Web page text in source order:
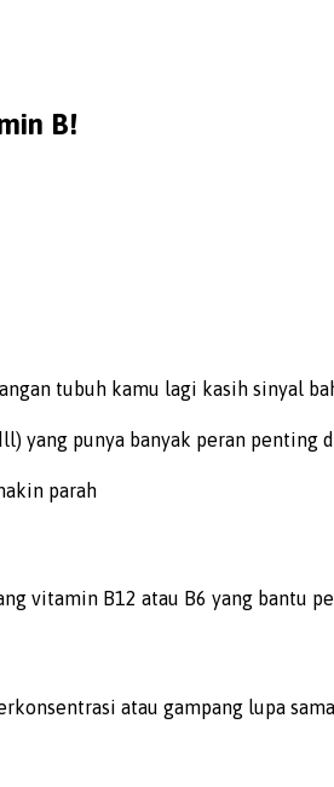
B!
tubuh kamu lagi kasih sinyal
yang punya banyak peran
parah
vitamin B12 atau B6 yang bantu
atau gampang lupa